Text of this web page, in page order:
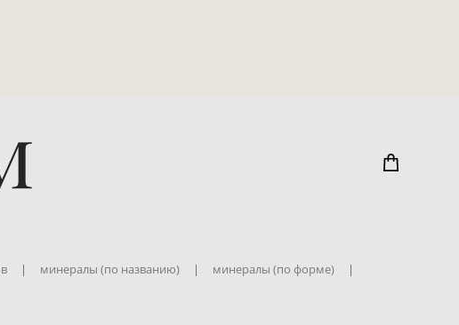
| минералы (по названию) | минералы (по форме)
|